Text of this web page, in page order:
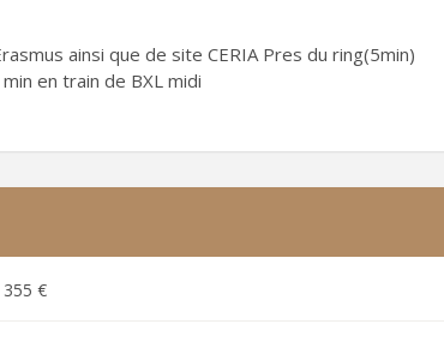
ainsi que de site CERIA Pres du ring(5min)
en train de BXL midi
355 €